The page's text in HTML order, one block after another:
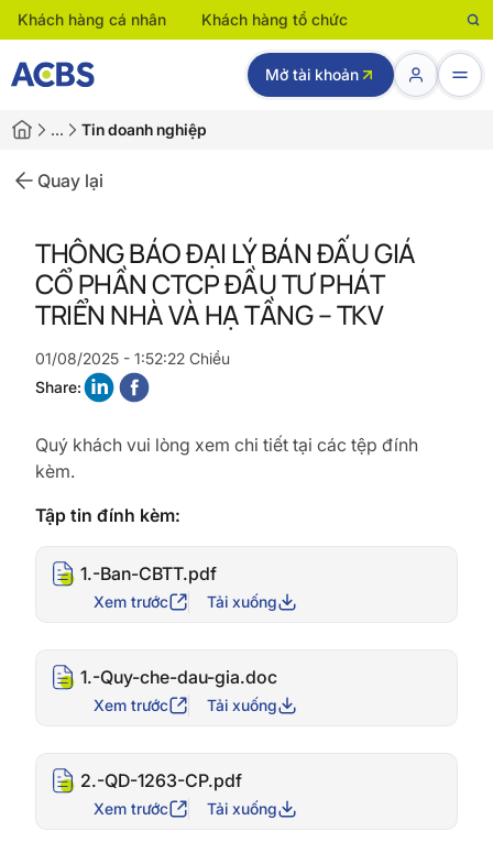
Khách hàng cá nhân Khách hàng tổ chức
Mở tài khoản
… Tin doanh nghiệp
Quay lại
THÔNG BÁO ĐẠI LÝ BÁN ĐẤU GIÁ
CỔ PHẦN CTCP ĐẦU TƯ PHÁT
TRIỂN NHÀ VÀ HẠ TẦNG – TKV
01/08/2025 - 1:52:22 Chiều
Share:
Quý khách vui lòng xem chi tiết tại các tệp đính
kèm.
Tập tin đính kèm:
1.-Ban-CBTT.pdf
Xem trước Tải xuống
1.-Quy-che-dau-gia.doc
Xem trước Tải xuống
2.-QD-1263-CP.pdf
Xem trước Tải xuống